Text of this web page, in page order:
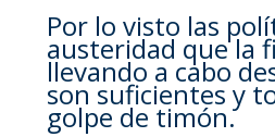
Por lo visto las
austeridad que la
llevando a cabo
son suficientes y
golpe de timón.